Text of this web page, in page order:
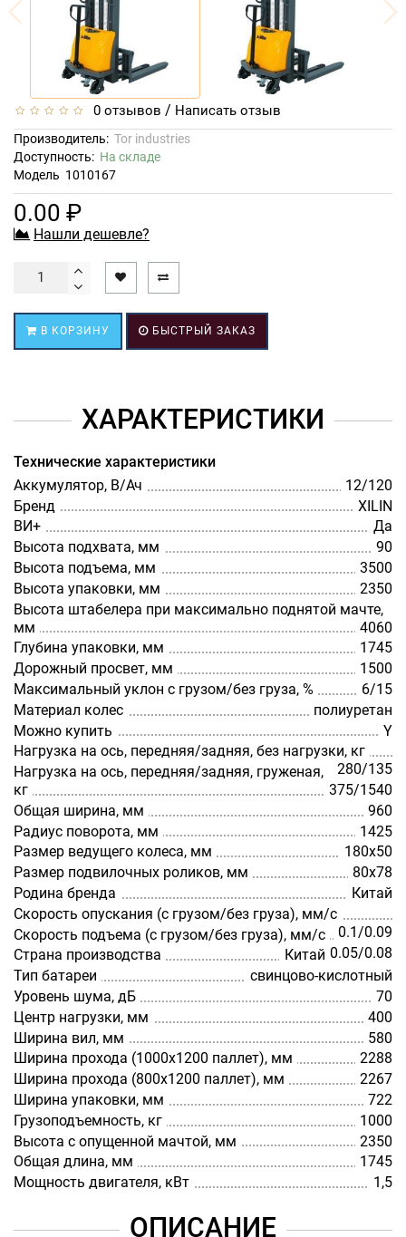
0 отзывов / Написать отзыв
Производитель: Tor industries
Доступность: На складе
Модель 1010167
0.00 ₽
Нашли дешевле?
В КОРЗИНУ БЫСТРЫЙ ЗАКАЗ
ХАРАКТЕРИСТИКИ
Технические характеристики
Аккумулятор, В/Ач
12/120
Бренд
XILIN
ВИ+
Да
Высота подхвата, мм
90
Высота подъема, мм
3500
Высота упаковки, мм
2350
Высота штабелера при максимально поднятой мачте,
мм
4060
Глубина упаковки, мм
1745
Дорожный просвет, мм
1500
Максимальный уклон с грузом/без груза, %
6/15
Материал колес
полиуретан
Можно купить
Y
Нагрузка на ось, передняя/задняя, без нагрузки, кг
280/135
Нагрузка на ось, передняя/задняя, груженая,
кг
375/1540
Общая ширина, мм
960
Радиус поворота, мм
1425
Размер ведущего колеса, мм
180х50
Размер подвилочных роликов, мм
80х78
Родина бренда
Китай
Скорость опускания (с грузом/без груза), мм/с
0.1/0.09
Скорость подъема (с грузом/без груза), мм/с
0.05/0.08
Страна производства
Китай
Тип батареи
свинцово-кислотный
Уровень шума, дБ
70
Центр нагрузки, мм
400
Ширина вил, мм
580
Ширина прохода (1000х1200 паллет), мм
2288
Ширина прохода (800х1200 паллет), мм
2267
Ширина упаковки, мм
722
Грузоподъемность, кг
1000
Высота с опущенной мачтой, мм
2350
Общая длина, мм
1745
Мощность двигателя, кВт
1,5
ОПИСАНИЕ